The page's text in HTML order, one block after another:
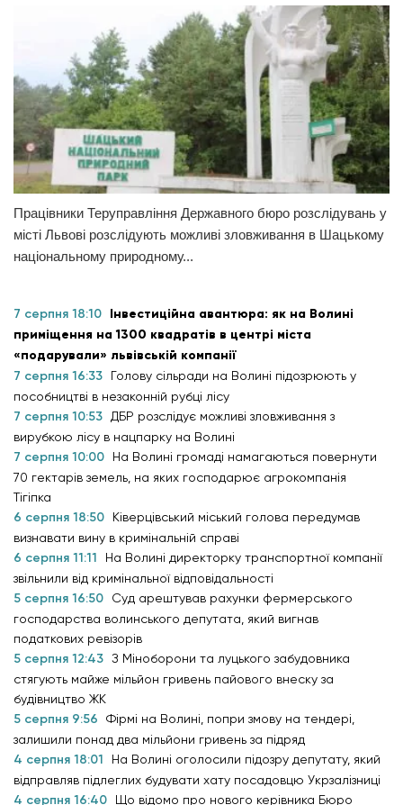
Працівники Теруправління Державного бюро розслідувань у
місті Львові розслідують можливі зловживання в Шацькому
національному природному...
7 серпня 18:10 Інвестиційна авантюра: як на Волині
приміщення на 1300 квадратів в центрі міста
«подарували» львівській компанії
7 серпня 16:33
Голову сільради на Волині підозрюють у
пособництві в незаконній рубці лісу
7 серпня 10:53
ДБР розслідує можливі зловживання з
вирубкою лісу в нацпарку на Волині
7 серпня 10:00
На Волині громаді намагаються повернути
70 гектарів земель, на яких господарює агрокомпанія
Тігіпка
6 серпня 18:50
Ківерцівський міський голова передумав
визнавати вину в кримінальній справі
6 серпня 11:11
На Волині директорку транспортної компанії
звільнили від кримінальної відповідальності
5 серпня 16:50
Суд арештував рахунки фермерського
господарства волинського депутата, який вигнав
податкових ревізорів
5 серпня 12:43 З Міноборони та луцького забудовника
стягують майже мільйон гривень пайового внеску за
будівництво ЖК
5 серпня 9:56
Фірмі на Волині, попри змову на тендері,
залишили понад два мільйони гривень за підряд
4 серпня 18:01
На Волині оголосили підозру депутату, який
відправляв підлеглих будувати хату посадовцю Укрзалізниці
4 серпня 16:40
Що відомо про нового керівника Бюро